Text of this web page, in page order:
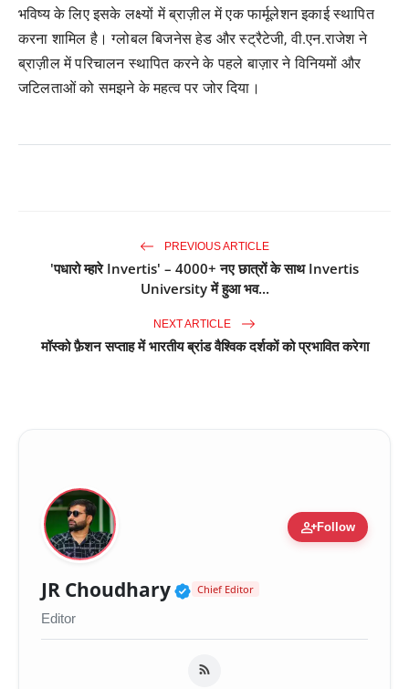
भविष्य के लिए इसके लक्ष्यों में ब्राज़ील में एक फार्मूलेशन इकाई स्थापित
करना शामिल है। ग्लोबल बिजनेस हेड और स्ट्रैटेजी, वी.एन.राजेश ने
ब्राज़ील में परिचालन स्थापित करने के पहले बाज़ार ने विनियमों और
जटिलताओं को समझने के महत्व पर जोर दिया।
PREVIOUS ARTICLE
'पधारो म्हारे Invertis' – 4000+ नए छात्रों के साथ Invertis
University में हुआ भव...
NEXT ARTICLE
मॉस्को फ़ैशन सप्ताह में भारतीय ब्रांड वैश्विक दर्शकों को प्रभावित करेगा
person_addFollow
JR Choudhary Verified Public Figure
Chief Editor
Editor